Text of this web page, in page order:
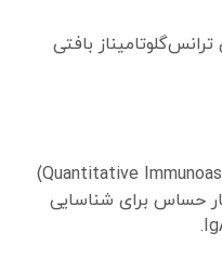
بافتی
حساس برای شناسایی